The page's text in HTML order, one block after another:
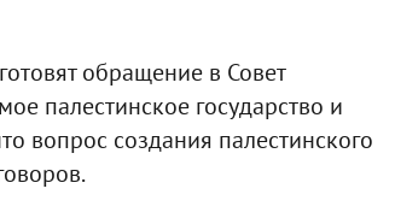
обращение в Совет
палестинское государство и
вопрос создания палестинского